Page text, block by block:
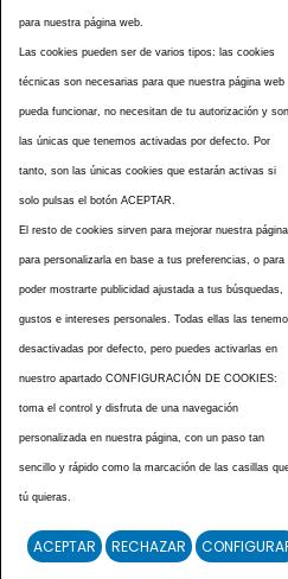
Contacto:
Las personas
para nuestra página web.
Las cookies pueden ser de varios tipos: las cookies
técnicas son necesarias para que nuestra página web
pueda funcionar, no necesitan de tu autorización y son
las únicas que tenemos activadas por defecto. Por
tanto, son las únicas cookies que estarán activas si
solo pulsas el botón ACEPTAR.
El resto de cookies sirven para mejorar nuestra
para personalizarla en base a tus preferencias, o para
poder mostrarte publicidad ajustada a tus búsquedas,
gustos e intereses personales. Todas ellas las
desactivadas por defecto, pero puedes activarlas en
nuestro apartado CONFIGURACIÓN DE COOKIES:
toma el control y disfruta de una navegación
personalizada en nuestra página, con un paso tan
sencillo y rápido como la marcación de las casillas
tú quieras.
ACEPTAR RECHAZAR